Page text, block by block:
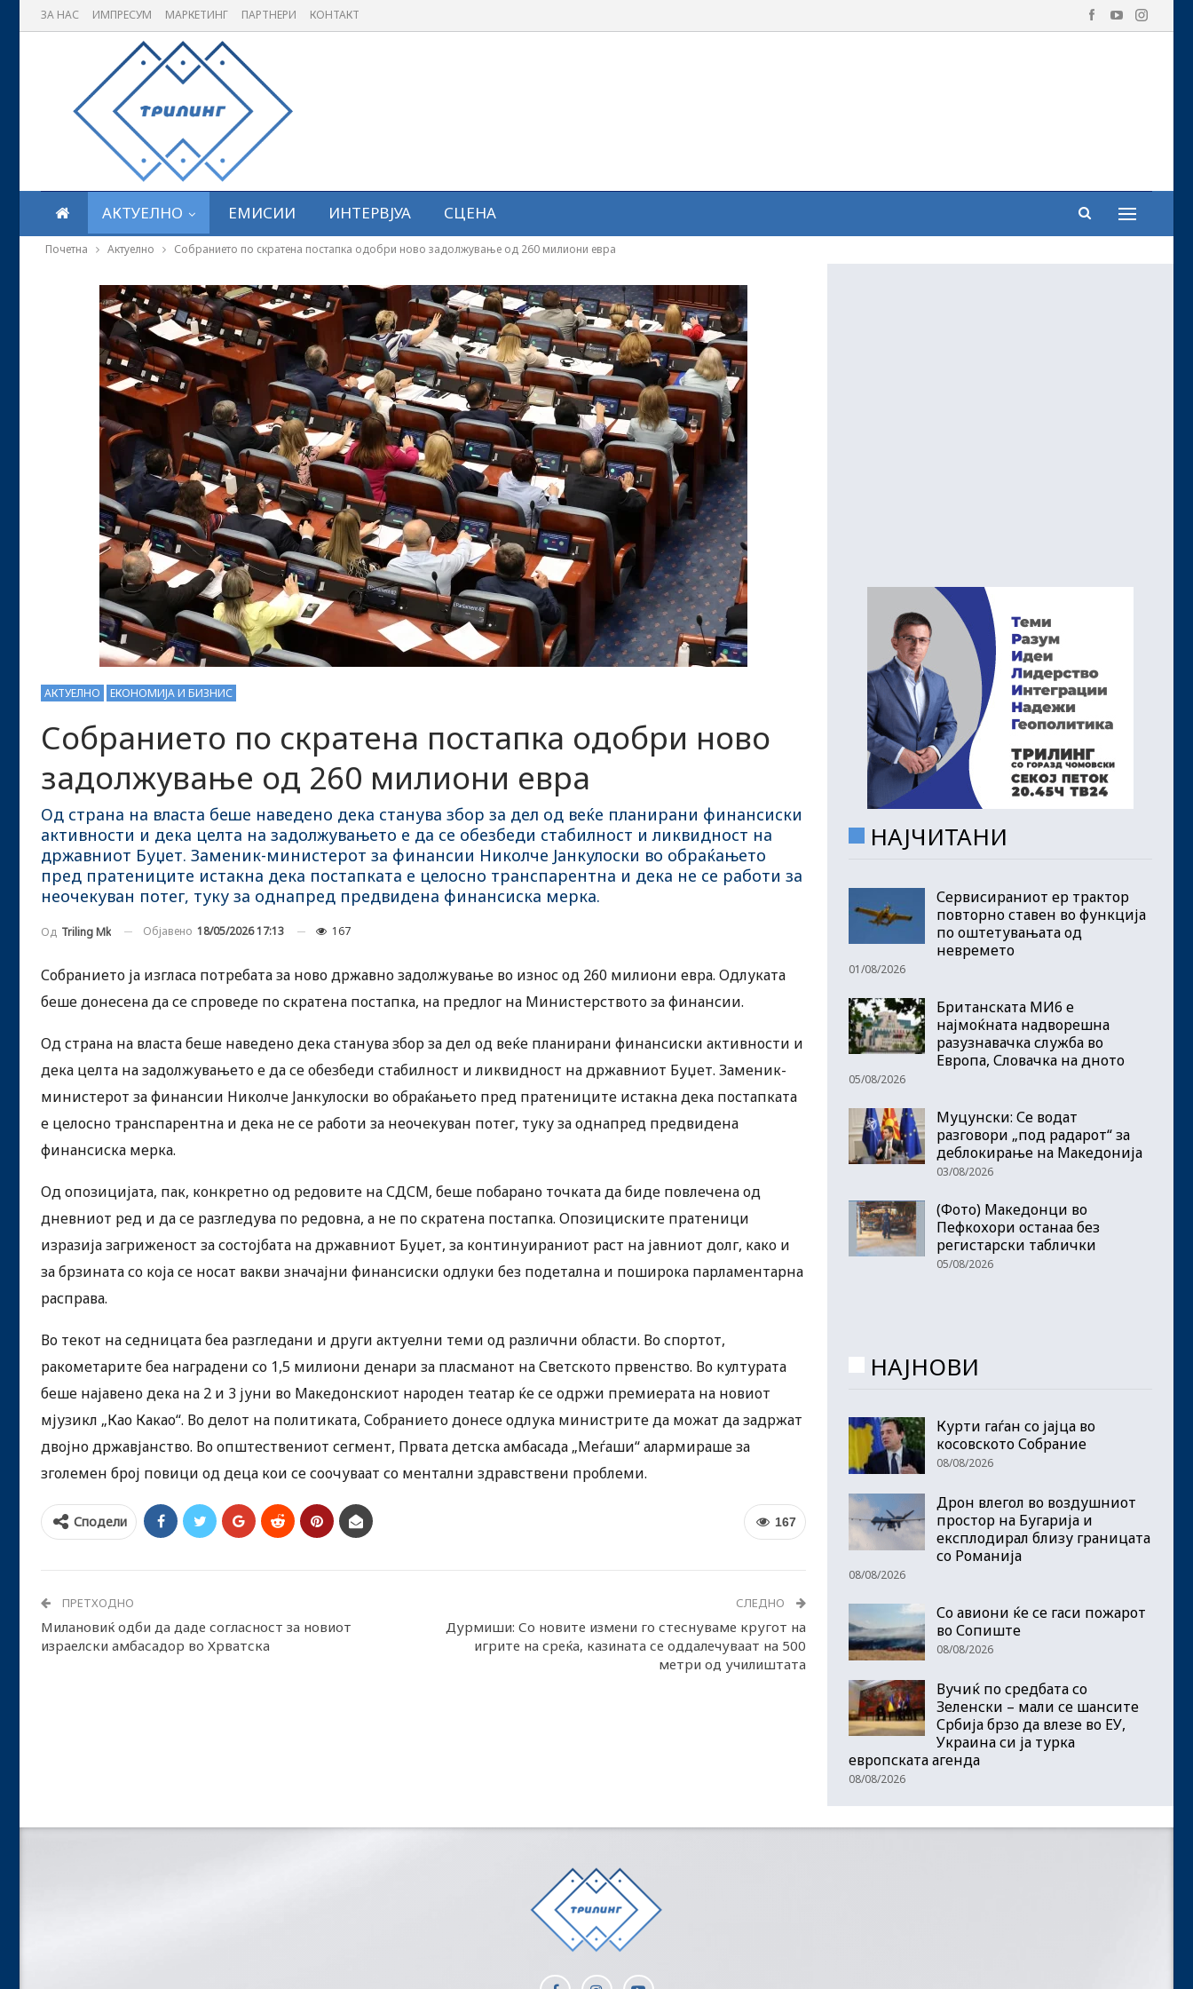
ЗА НАС ИМПРЕСУМ МАРКЕТИНГ ПАРТНЕРИ КОНТАКТ
АКТУЕЛНО ЕМИСИИ ИНТЕРВЈУА СЦЕНА
Почетна Актуелно Собранието по скратена постапка одобри ново задолжување од 260 милиони евра
АКТУЕЛНО ЕКОНОМИЈА И БИЗНИС
Собранието по скратена постапка одобри ново
задолжување од 260 милиони евра
Од страна на власта беше наведено дека станува збор за дел од веќе планирани финансиски
активности и дека целта на задолжувањето е да се обезбеди стабилност и ликвидност на
државниот Буџет. Заменик-министерот за финансии Николче Јанкулоски во обраќањето
пред пратениците истакна дека постапката е целосно транспарентна и дека не се работи за
неочекуван потег, туку за однапред предвидена финансиска мерка.
Од Triling Mk Објавено 18/05/2026 17:13 167
Собранието ја изгласа потребата за ново државно задолжување во износ од 260 милиони евра. Одлуката
беше донесена да се спроведе по скратена постапка, на предлог на Министерството за финансии.
Од страна на власта беше наведено дека станува збор за дел од веќе планирани финансиски активности и
дека целта на задолжувањето е да се обезбеди стабилност и ликвидност на државниот Буџет. Заменик-
министерот за финансии Николче Јанкулоски во обраќањето пред пратениците истакна дека постапката
е целосно транспарентна и дека не се работи за неочекуван потег, туку за однапред предвидена
финансиска мерка.
Од опозицијата, пак, конкретно од редовите на СДСМ, беше побарано точката да биде повлечена од
дневниот ред и да се разгледува по редовна, а не по скратена постапка. Опозициските пратеници
изразија загриженост за состојбата на државниот Буџет, за континуираниот раст на јавниот долг, како и
за брзината со која се носат вакви значајни финансиски одлуки без подетална и поширока парламентарна
расправа.
Во текот на седницата беа разгледани и други актуелни теми од различни области. Во спортот,
ракометарите беа наградени со 1,5 милиони денари за пласманот на Светското првенство. Во културата
беше најавено дека на 2 и 3 јуни во Македонскиот народен театар ќе се одржи премиерата на новиот
мјузикл „Као Какао“. Во делот на политиката, Собранието донесе одлука министрите да можат да задржат
двојно државјанство. Во општествениот сегмент, Првата детска амбасада „Меѓаши“ алармираше за
зголемен број повици од деца кои се соочуваат со ментални здравствени проблеми.
167
Сподели
ПРЕТХОДНО
Милановиќ одби да даде согласност за новиот
израелски амбасадор во Хрватска
СЛЕДНО
Дурмиши: Со новите измени го стеснуваме кругот на
игрите на среќа, казината се оддалечуваат на 500
метри од училиштата
НАЈЧИТАНИ
Сервисираниот ер трактор
повторно ставен во функција
по оштетувањата од
невремето
01/08/2026
Британската МИ6 е
најмоќната надворешна
разузнавачка служба во
Европа, Словачка на дното
05/08/2026
Муцунски: Се водат
разговори „под радарот“ за
деблокирање на Македонија
03/08/2026
(Фото) Македонци во
Пефкохори останаа без
регистарски таблички
05/08/2026
НАЈНОВИ
Курти гаѓан со јајца во
косовското Собрание
08/08/2026
Дрон влегол во воздушниот
простор на Бугарија и
експлодирал близу границата
со Романија
08/08/2026
Со авиони ќе се гаси пожарот
во Сопиште
08/08/2026
Вучиќ по средбата со
Зеленски – мали се шансите
Србија брзо да влезе во ЕУ,
Украина си ја турка
европската агенда
08/08/2026